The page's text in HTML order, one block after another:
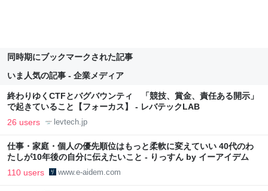
同時期にブックマークされた記事
いま人気の記事 - 企業メディア
終わりゆくCTFとバグバウンティ 「競技、賞金、責任ある開示」
で起きていること【フォーカス】 - レバテックLAB
26 users levtech.jp
仕事・家庭・個人の優先順位はもっと柔軟に変えていい 40代のわ
たしが10年後の自分に伝えたいこと - りっすん by イーアイデム
110 users www.e-aidem.com